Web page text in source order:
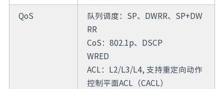
QoS
队列调度：SP、DWRR、SP+DW
RR
CoS：802.1p、DSCP
WRED
ACL：L2/L3/L4, 支持重定向动作
控制平面ACL（CACL）